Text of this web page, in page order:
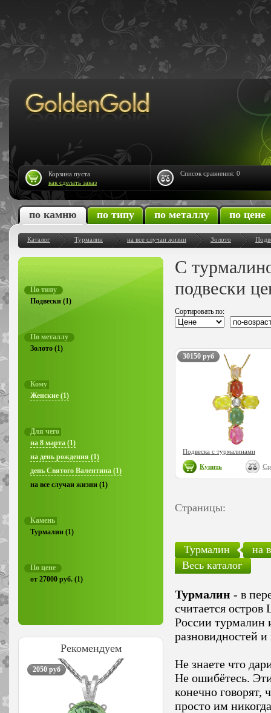
по камню по типу по металлу по цене
Каталог Турмалин на все случаи жизни Золото
По типу
Подвески (1)
По металлу
Золото (1)
Кому
Женские (1)
Для чего
на 8 марта (1)
на день рождения (1)
день Святого Валентина (1)
на все случаи жизни (1)
Камень
Турмалин (1)
По цене
от 27000 руб. (1)
Рекомендуем
2050 руб
С
подвески
Сортировать по:
Подвеска с турмалинами
30150 руб
Купить
Страницы:
Турмалин
на
Весь каталог
Турмалин - в
считается
России турмалин
разновидностей
Не знаете что
Не ошибётесь.
конечно говорят,
просто им
Корзина пуста
как сделать заказ
Список сравнения: 0